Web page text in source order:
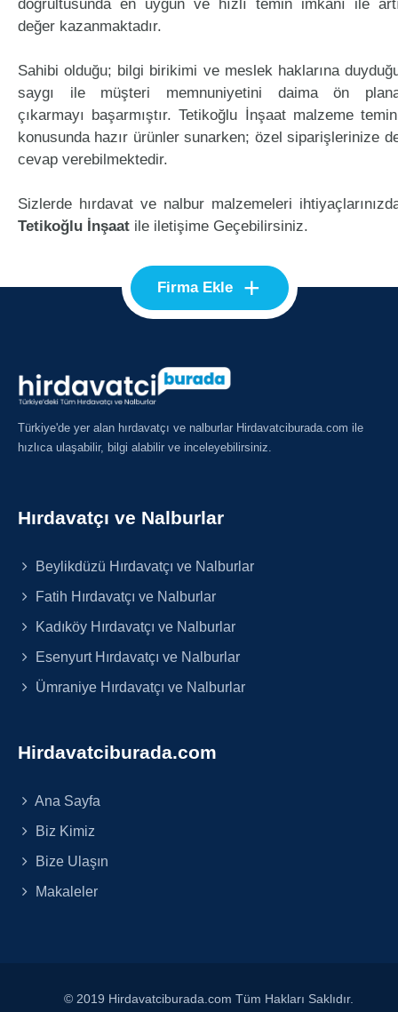
doğrultusunda en uygun ve hızlı temin imkanı ile
değer kazanmaktadır.
Sahibi olduğu; bilgi birikimi ve meslek haklarına
saygı ile müşteri memnuniyetini daima ön
çıkarmayı başarmıştır. Tetikoğlu İnşaat malzeme
konusunda hazır ürünler sunarken; özel siparişlerinize
cevap verebilmektedir.
Sizlerde hırdavat ve nalbur malzemeleri
Tetikoğlu İnşaat ile iletişime Geçebilirsiniz.
Firma Ekle +
Türkiye'de yer alan hırdavatçı ve nalburlar Hirdavatciburada.com ile
hızlıca ulaşabilir, bilgi alabilir ve inceleyebilirsiniz.
Hırdavatçı ve Nalburlar
Beylikdüzü Hırdavatçı ve Nalburlar
Fatih Hırdavatçı ve Nalburlar
Kadıköy Hırdavatçı ve Nalburlar
Esenyurt Hırdavatçı ve Nalburlar
Ümraniye Hırdavatçı ve Nalburlar
Hirdavatciburada.com
Ana Sayfa
Biz Kimiz
Bize Ulaşın
Makaleler
© 2019 Hirdavatciburada.com Tüm Hakları Saklıdır.